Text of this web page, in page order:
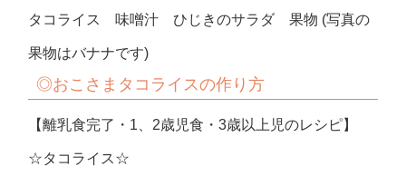
タコライス 味噌汁 ひじきのサラダ 果物 (写真の
果物はバナナです)
◎おこさまタコライスの作り方
【離乳食完了・1、2歳児食・3歳以上児のレシピ】
☆タコライス☆